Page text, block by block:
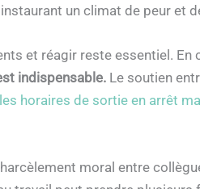
instaurant un climat de peur et
et réagir reste essentiel. En
indispensable. Le soutien
les horaires de sortie en arrêt
moral entre